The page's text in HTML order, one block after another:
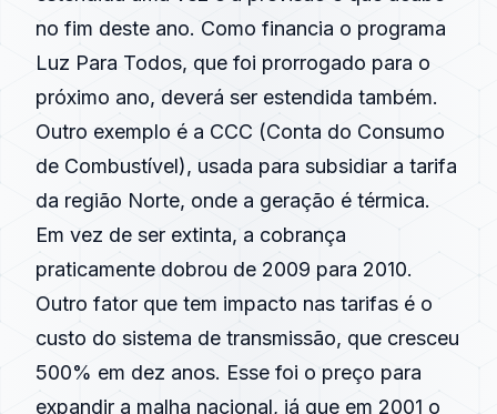
no fim deste ano. Como financia o programa
Luz Para Todos, que foi prorrogado para o
próximo ano, deverá ser estendida também.
Outro exemplo é a CCC (Conta do Consumo
de Combustível), usada para subsidiar a tarifa
da região Norte, onde a geração é térmica.
Em vez de ser extinta, a cobrança
praticamente dobrou de 2009 para 2010.
Outro fator que tem impacto nas tarifas é o
custo do sistema de transmissão, que cresceu
500% em dez anos. Esse foi o preço para
expandir a malha nacional, já que em 2001 o